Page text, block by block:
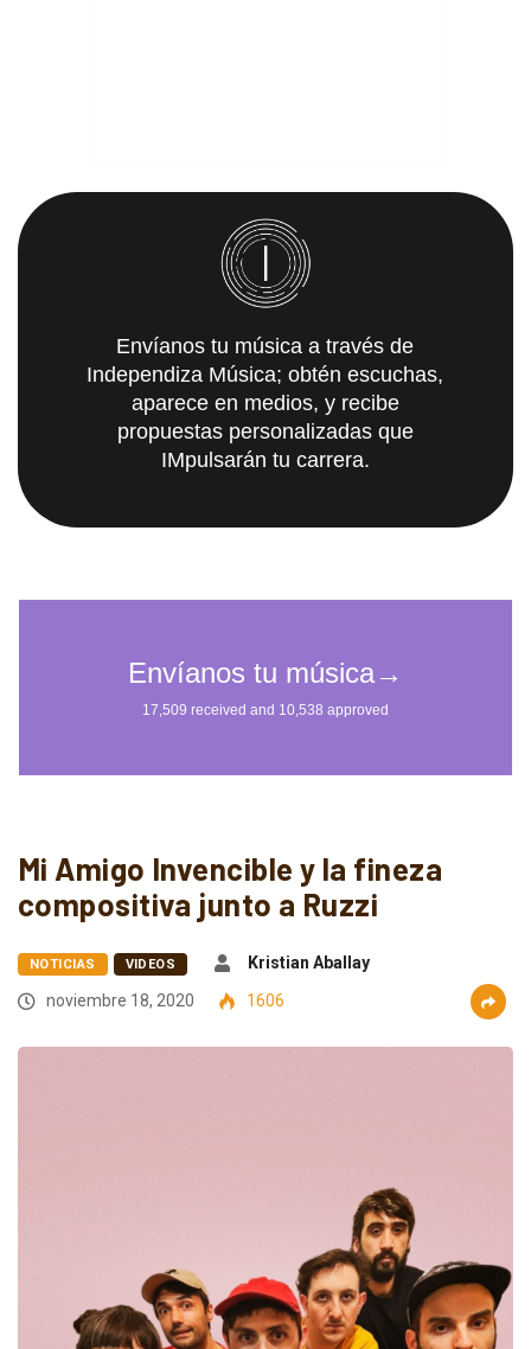
Envíanos tu música a través de
Independiza Música; obtén escuchas,
aparece en medios, y recibe
propuestas personalizadas que
IMpulsarán tu carrera.
Mi Amigo Invencible y la fineza
compositiva junto a Ruzzi
NOTICIAS VIDEOS
Kristian Aballay
noviembre 18, 2020
1606